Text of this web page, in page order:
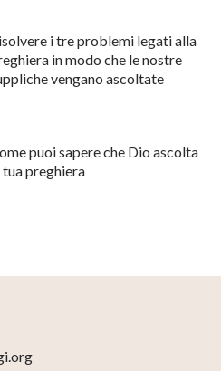
i tre problemi legati alla
in modo che le nostre
vengano ascoltate
puoi sapere che Dio ascolta
tua preghiera